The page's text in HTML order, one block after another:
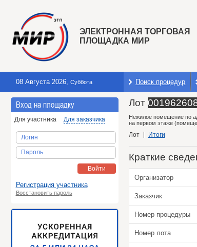
ЭЛЕКТРОННАЯ ТОРГОВАЯ
ПЛОЩАДКА МИР
08 Августа 2026, Суббота Поиск процедур
Вход на площадку
Для участника Для заказчика
Логин
Пароль
Войти
Регистрация участника
Восстановить пароль
Лот
Нежилое помещение по
на первом этаже
Лот Итоги
Краткие
Организатор
Заказчик
Номер процедуры
Номер лота